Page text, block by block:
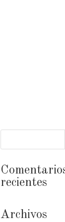
recientes
Archivos